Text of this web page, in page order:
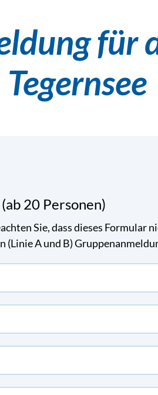
für
Tegernsee
20 Personen)
Sie, dass dieses
A und B)